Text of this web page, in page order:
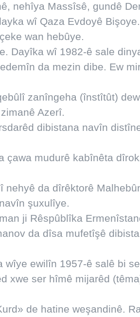
nehîya Massîsê, gundê
wî Qaza Evdoyê
wan hebûye.
Dayîka wî 1982-ê sale
da mezin dibe. Ew
zanîngeha (înstîtût)
Azerî.
dibistana navîn
çawa mudurê kabînêta
da dîrêktorê
şuxulîye.
ji Rêspûblîka
da dîsa mufetîşê
ewilîn 1957-ê salê bi
xwe ser hîmê mijarêd
de hatine weşandinê.